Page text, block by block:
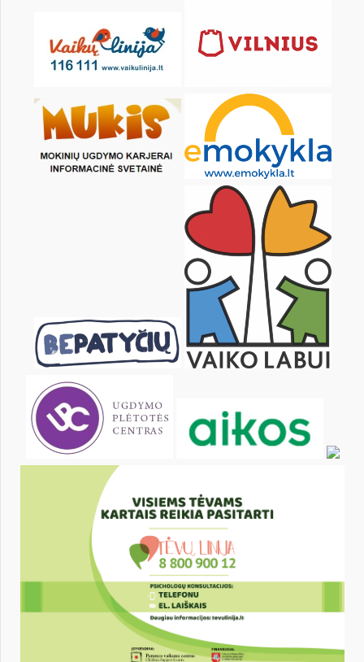
KALENDORIUS
Pr An
5 6
10 11 12 13 14 15
18 19 20